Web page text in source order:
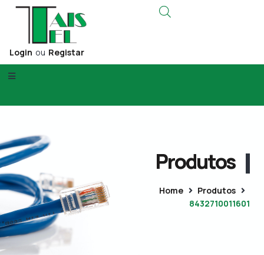
Login ou Registar
Produtos
Home
Produtos
8432710011601